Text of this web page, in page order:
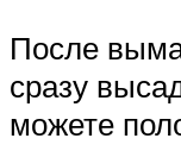
После
сразу
можете